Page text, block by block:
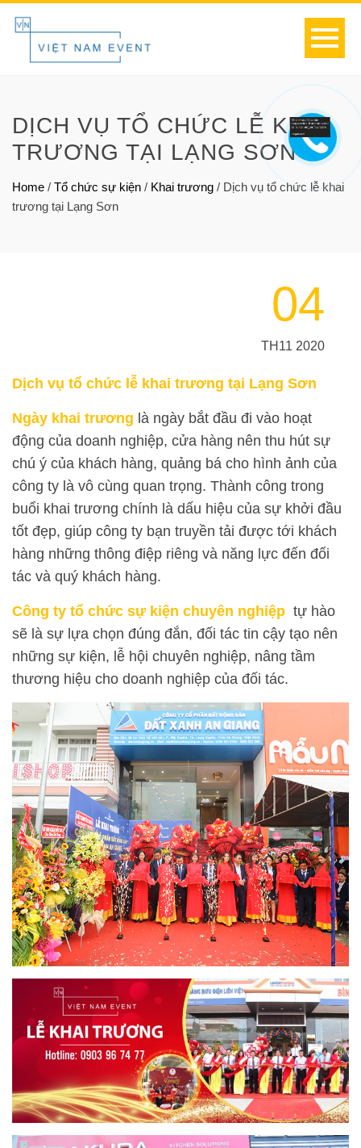
DỊCH VỤ TỔ CHỨC LỄ KHAI
TRƯƠNG TẠI LẠNG SƠN
Home / Tổ chức sự kiện / Khai trương / Dịch vụ tổ chức lễ khai
trương tại Lạng Sơn
04
TH11 2020
Dịch vụ tổ chức lễ khai trương tại Lạng Sơn
Ngày khai trương là ngày bắt đầu đi vào hoạt
động của doanh nghiệp, cửa hàng nên thu hút sự
chú ý của khách hàng, quảng bá cho hình ảnh của
công ty là vô cùng quan trọng. Thành công trong
buổi khai trương chính là dấu hiệu của sự khởi đầu
tốt đẹp, giúp công ty bạn truyền tải được tới khách
hàng những thông điệp riêng và năng lực đến đối
tác và quý khách hàng.
Công ty tổ chức sự kiện chuyên nghiệp tự hào
sẽ là sự lựa chọn đúng đắn, đối tác tin cậy tạo nên
những sự kiện, lễ hội chuyên nghiệp, nâng tầm
thương hiệu cho doanh nghiệp của đối tác.